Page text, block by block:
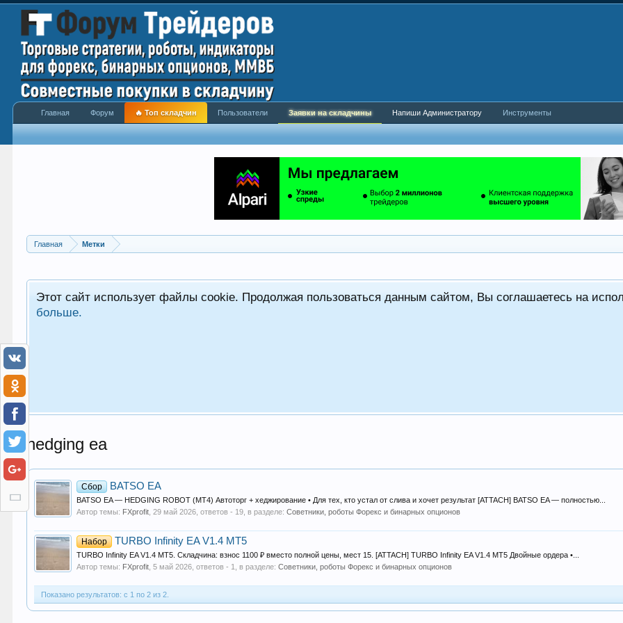
Главная Метки
Этот сайт использует файлы cookie. Продолжая пользоваться данным сайтом, Вы соглашаетесь на
больше.
hedging ea
Сбор BATSO EA
BATSO EA — HEDGING ROBOT (MT4) Автоторг + хеджирование • Для тех, кто устал от слива и хочет результат [ATTACH] BATSO EA — полностью...
Автор темы: FXprofit ,29 май 2026 , ответов - 19, в разделе:Советники, роботы Форекс и бинарных опционов
Набор TURBO Infinity EA V1.4 MT5
TURBO Infinity EA V1.4 MT5. Складчина: взнос 1100 ₽ вместо полной цены, мест 15. [ATTACH] TURBO Infinity EA V1.4 MT5 Двойные ордера •...
Автор темы: FXprofit ,5 май 2026 , ответов - 1, в разделе:Советники, роботы Форекс и бинарных опционов
Показано результатов: с 1 по 2 из 2.
Главная Форум 🔥 Топ складчин Пользователи Заявки на складчины Напиши Администратору Инструменты